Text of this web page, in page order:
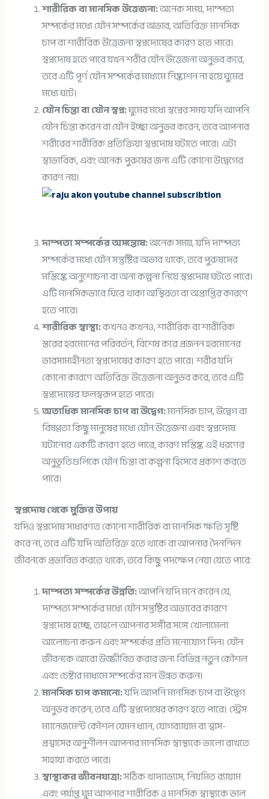
শারীরিক বা মানসিক উত্তেজনা:অনেক সময়, দাম্পত্য
সম্পর্কের মধ্যে যৌন সম্পর্কের অভাব, অতিরিক্ত মানসিক
চাপ বা শারীরিক উত্তেজনা স্বপ্নদোষের কারণ হতে পারে।
স্বপ্নদোষ হতে পারে যখন শরীর যৌন উত্তেজনা অনুভব করে,
তবে এটি পূর্ণ যৌন সম্পর্কের মাধ্যমে নিষ্কাশন না হয়ে ঘুমের
মধ্যে ঘটে।
যৌন চিন্তা বা যৌন স্বপ্ন:ঘুমের মধ্যে স্বপ্নের সময় যদি আপনি
যৌন চিন্তা করেন বা যৌন ইচ্ছা অনুভব করেন, তবে আপনার
শরীরের শারীরিক প্রতিক্রিয়া স্বপ্নদোষ ঘটাতে পারে। এটা
স্বাভাবিক, এবং অনেক পুরুষের জন্য এটি কোনো উদ্বেগের
কারণ নয়।
দাম্পত্য সম্পর্কের অসন্তোষ:অনেক সময়, যদি দাম্পত্য
সম্পর্কের মধ্যে যৌন সন্তুষ্টির অভাব থাকে, তবে পুরুষদের
মস্তিষ্কে অনুশোচনা বা অন্য কল্পনা নিয়ে স্বপ্নদোষ ঘটতে পারে।
এটি মানসিকভাবে ঘিরে থাকা অস্থিরতা বা অপ্রাপ্তির কারণে
হতে পারে।
শারীরিক স্বাস্থ্য:কখনও কখনও, শারীরিক বা শারীরিক
স্তরের হরমোনের পরিবর্তন, বিশেষ করে প্রজনন হরমোনের
ভারসাম্যহীনতা স্বপ্নদোষের কারণ হতে পারে। শরীর যদি
কোনো কারণে অতিরিক্ত উত্তেজনা অনুভব করে, তবে এটি
স্বপ্নদোষের ফলস্বরূপ হতে পারে।
অত্যধিক মানসিক চাপ বা উদ্বেগ:মানসিক চাপ, উদ্বেগ বা
বিষণ্ণতা কিছু মানুষের মধ্যে যৌন উত্তেজনা এবং স্বপ্নদোষ
ঘটানোর একটি কারণ হতে পারে, কারণ মস্তিষ্ক এই ধরণের
অনুভূতিগুলিকে যৌন চিন্তা বা কল্পনা হিসেবে প্রকাশ করতে
পারে।
স্বপ্নদোষ থেকে মুক্তির উপায়
যদিও স্বপ্নদোষ সাধারণত কোনো শারীরিক বা মানসিক ক্ষতি সৃষ্টি
করে না, তবে এটি যদি অতিরিক্ত হতে থাকে বা আপনার দৈনন্দিন
জীবনকে প্রভাবিত করতে থাকে, তবে কিছু পদক্ষেপ নেয়া যেতে পারে:
দাম্পত্য সম্পর্কের উন্নতি:আপনি যদি মনে করেন যে,
দাম্পত্য সম্পর্কের মধ্যে যৌন সন্তুষ্টির অভাবের কারণে
স্বপ্নদোষ হচ্ছে, তাহলে আপনার সঙ্গীর সঙ্গে খোলামেলা
আলোচনা করুন এবং সম্পর্কের প্রতি মনোযোগ দিন। যৌন
জীবনকে আরো উজ্জীবিত করার জন্য বিভিন্ন নতুন কৌশল
এবং চেষ্টার মাধ্যমে সম্পর্কের মান উন্নত করুন।
মানসিক চাপ কমানো:যদি আপনি মানসিক চাপ বা উদ্বেগ
অনুভব করেন, তবে এটি স্বপ্নদোষের কারণ হতে পারে। স্ট্রেস
ম্যানেজমেন্ট কৌশল যেমন ধ্যান, যোগব্যায়াম বা শ্বাস-
প্রশ্বাসের অনুশীলন আপনার মানসিক স্বাস্থ্যকে ভালো রাখতে
সাহায্য করতে পারে।
স্বাস্থ্যকর জীবনযাত্রা:সঠিক খাদ্যাভ্যাস, নিয়মিত ব্যায়াম
এবং পর্যাপ্ত ঘুম আপনার শারীরিক ও মানসিক স্বাস্থ্যকে ভাল